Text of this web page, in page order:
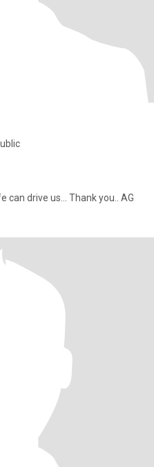
nice men, who knows where life can drive us... Thank you.. AG